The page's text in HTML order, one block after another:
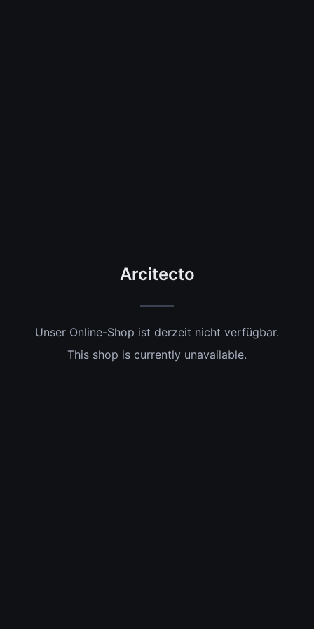
Arcitecto
Unser Online-Shop ist derzeit nicht verfügbar.
This shop is currently unavailable.